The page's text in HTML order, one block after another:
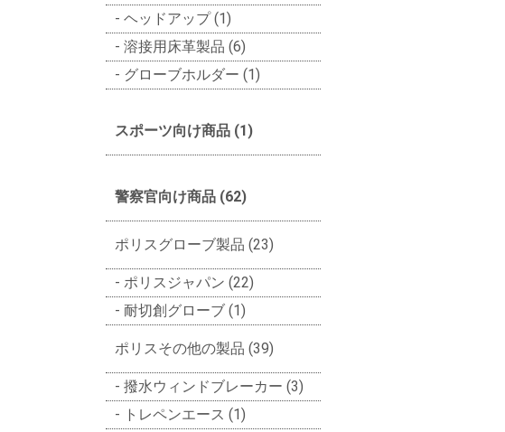
ヘッドアップ (1)
溶接用床革製品 (6)
グローブホルダー (1)
スポーツ向け商品 (1)
警察官向け商品 (62)
ポリスグローブ製品 (23)
ポリスジャパン (22)
耐切創グローブ (1)
ポリスその他の製品 (39)
撥水ウィンドブレーカー (3)
トレペンエース (1)